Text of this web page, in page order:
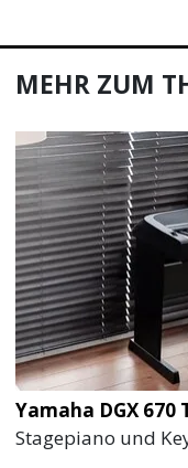
MEHR ZUM
Yamaha DGX 670
Stagepiano und